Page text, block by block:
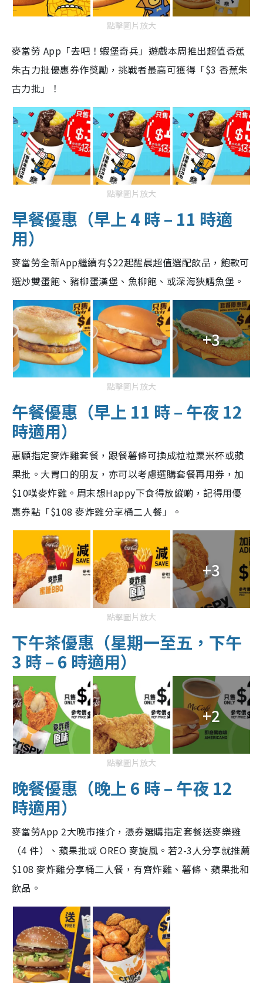
點擊圖片放大
麥當勞 App「去吧！蝦堡奇兵」遊戲本周推出超值香蕉
朱古力批優惠券作獎勵，挑戰者最高可獲得「$3 香蕉朱
古力批」！
點擊圖片放大
早餐優惠（早上 4 時 – 11 時適
用）
麥當勞全新App繼續有$22起醒晨超值選配飲品，飽款可
選炒雙蛋飽、豬柳蛋漢堡、魚柳飽、或深海狹鱈魚堡。
+3
點擊圖片放大
午餐優惠（早上 11 時 – 午夜 12
時適用）
惠顧指定麥炸雞套餐，跟餐薯條可換成粒粒粟米杯或蘋
果批。大胃口的朋友，亦可以考慮選購套餐再用券，加
$10嘆麥炸雞。周末想Happy下食得放縱啲，記得用優
惠券點「$108 麥炸雞分享桶二人餐」。
+3
點擊圖片放大
下午茶優惠（星期一至五，下午
3 時 – 6 時適用）
+2
點擊圖片放大
晚餐優惠（晚上 6 時 – 午夜 12
時適用）
麥當勞App 2大晚市推介，憑券選購指定套餐送麥樂雞
（4 件）、蘋果批或 OREO 麥旋風。若2-3人分享就推薦
$108 麥炸雞分享桶二人餐，有齊炸雞、薯條、蘋果批和
飲品。